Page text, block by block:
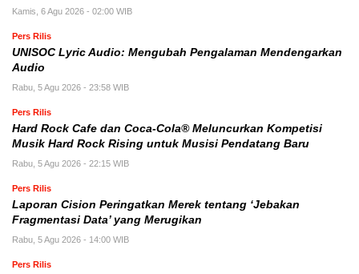
Kamis, 6 Agu 2026 - 02:00 WIB
Pers Rilis
UNISOC Lyric Audio: Mengubah Pengalaman Mendengarkan
Audio
Rabu, 5 Agu 2026 - 23:58 WIB
Pers Rilis
Hard Rock Cafe dan Coca-Cola® Meluncurkan Kompetisi
Musik Hard Rock Rising untuk Musisi Pendatang Baru
Rabu, 5 Agu 2026 - 22:15 WIB
Pers Rilis
Laporan Cision Peringatkan Merek tentang ‘Jebakan
Fragmentasi Data’ yang Merugikan
Rabu, 5 Agu 2026 - 14:00 WIB
Pers Rilis